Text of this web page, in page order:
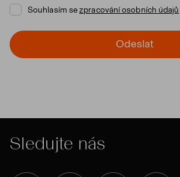
Souhlasím sezpracování osobních údajů
Odeslat
Sledujte nás